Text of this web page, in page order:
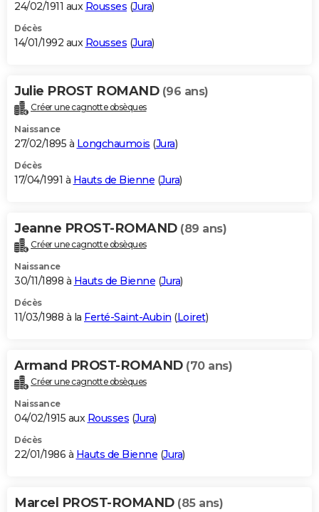
24/02/1911 aux Rousses (Jura)
Décès
14/01/1992 aux Rousses (Jura)
Julie PROST ROMAND (96 ans)
Créer une cagnotte obsèques
Naissance
27/02/1895 à Longchaumois (Jura)
Décès
17/04/1991 à Hauts de Bienne (Jura)
Jeanne PROST-ROMAND (89 ans)
Créer une cagnotte obsèques
Naissance
30/11/1898 à Hauts de Bienne (Jura)
Décès
11/03/1988 à la Ferté-Saint-Aubin (Loiret)
Armand PROST-ROMAND (70 ans)
Créer une cagnotte obsèques
Naissance
04/02/1915 aux Rousses (Jura)
Décès
22/01/1986 à Hauts de Bienne (Jura)
Marcel PROST-ROMAND (85 ans)